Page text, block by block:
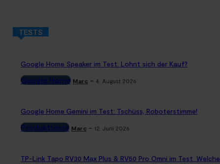
TESTS
Google Home Speaker im Test: Lohnt sich der Kauf?
Google Home Marc - 4. August 2026
Google Home Gemini im Test: Tschüss, Roboterstimme!
Produkttests Marc - 12. Juni 2026
TP-Link Tapo RV30 Max Plus & RV50 Pro Omni im Test: